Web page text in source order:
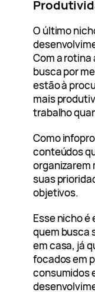
O último
Com a
busca por
estão à
mais
trabalho
Como
conteúdos
organizarem
suas
objetivos.
Esse nicho
quem busca
em casa, já
focados em
consumidos